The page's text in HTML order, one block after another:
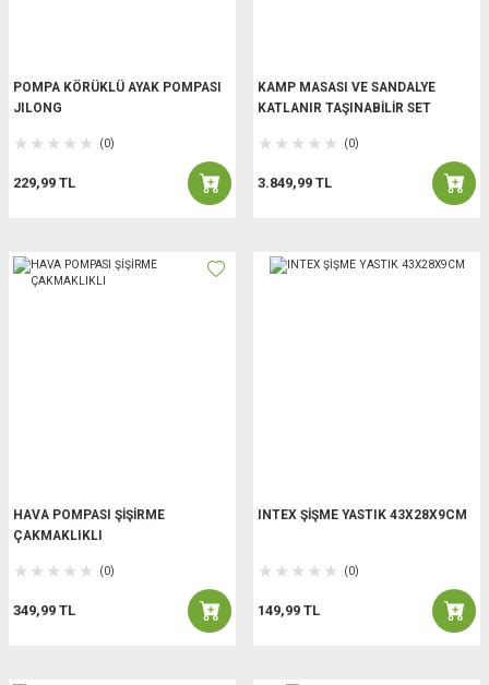
POMPA KÖRÜKLÜ AYAK POMPASI
JILONG
(0)
229,99 TL
KAMP MASASI VE SANDALYE
KATLANIR TAŞINABİLİR SET
(0)
3.849,99 TL
HAVA POMPASI ŞİŞİRME
ÇAKMAKLIKLI
(0)
349,99 TL
INTEX ŞİŞME YASTIK 43X28X9CM
(0)
149,99 TL